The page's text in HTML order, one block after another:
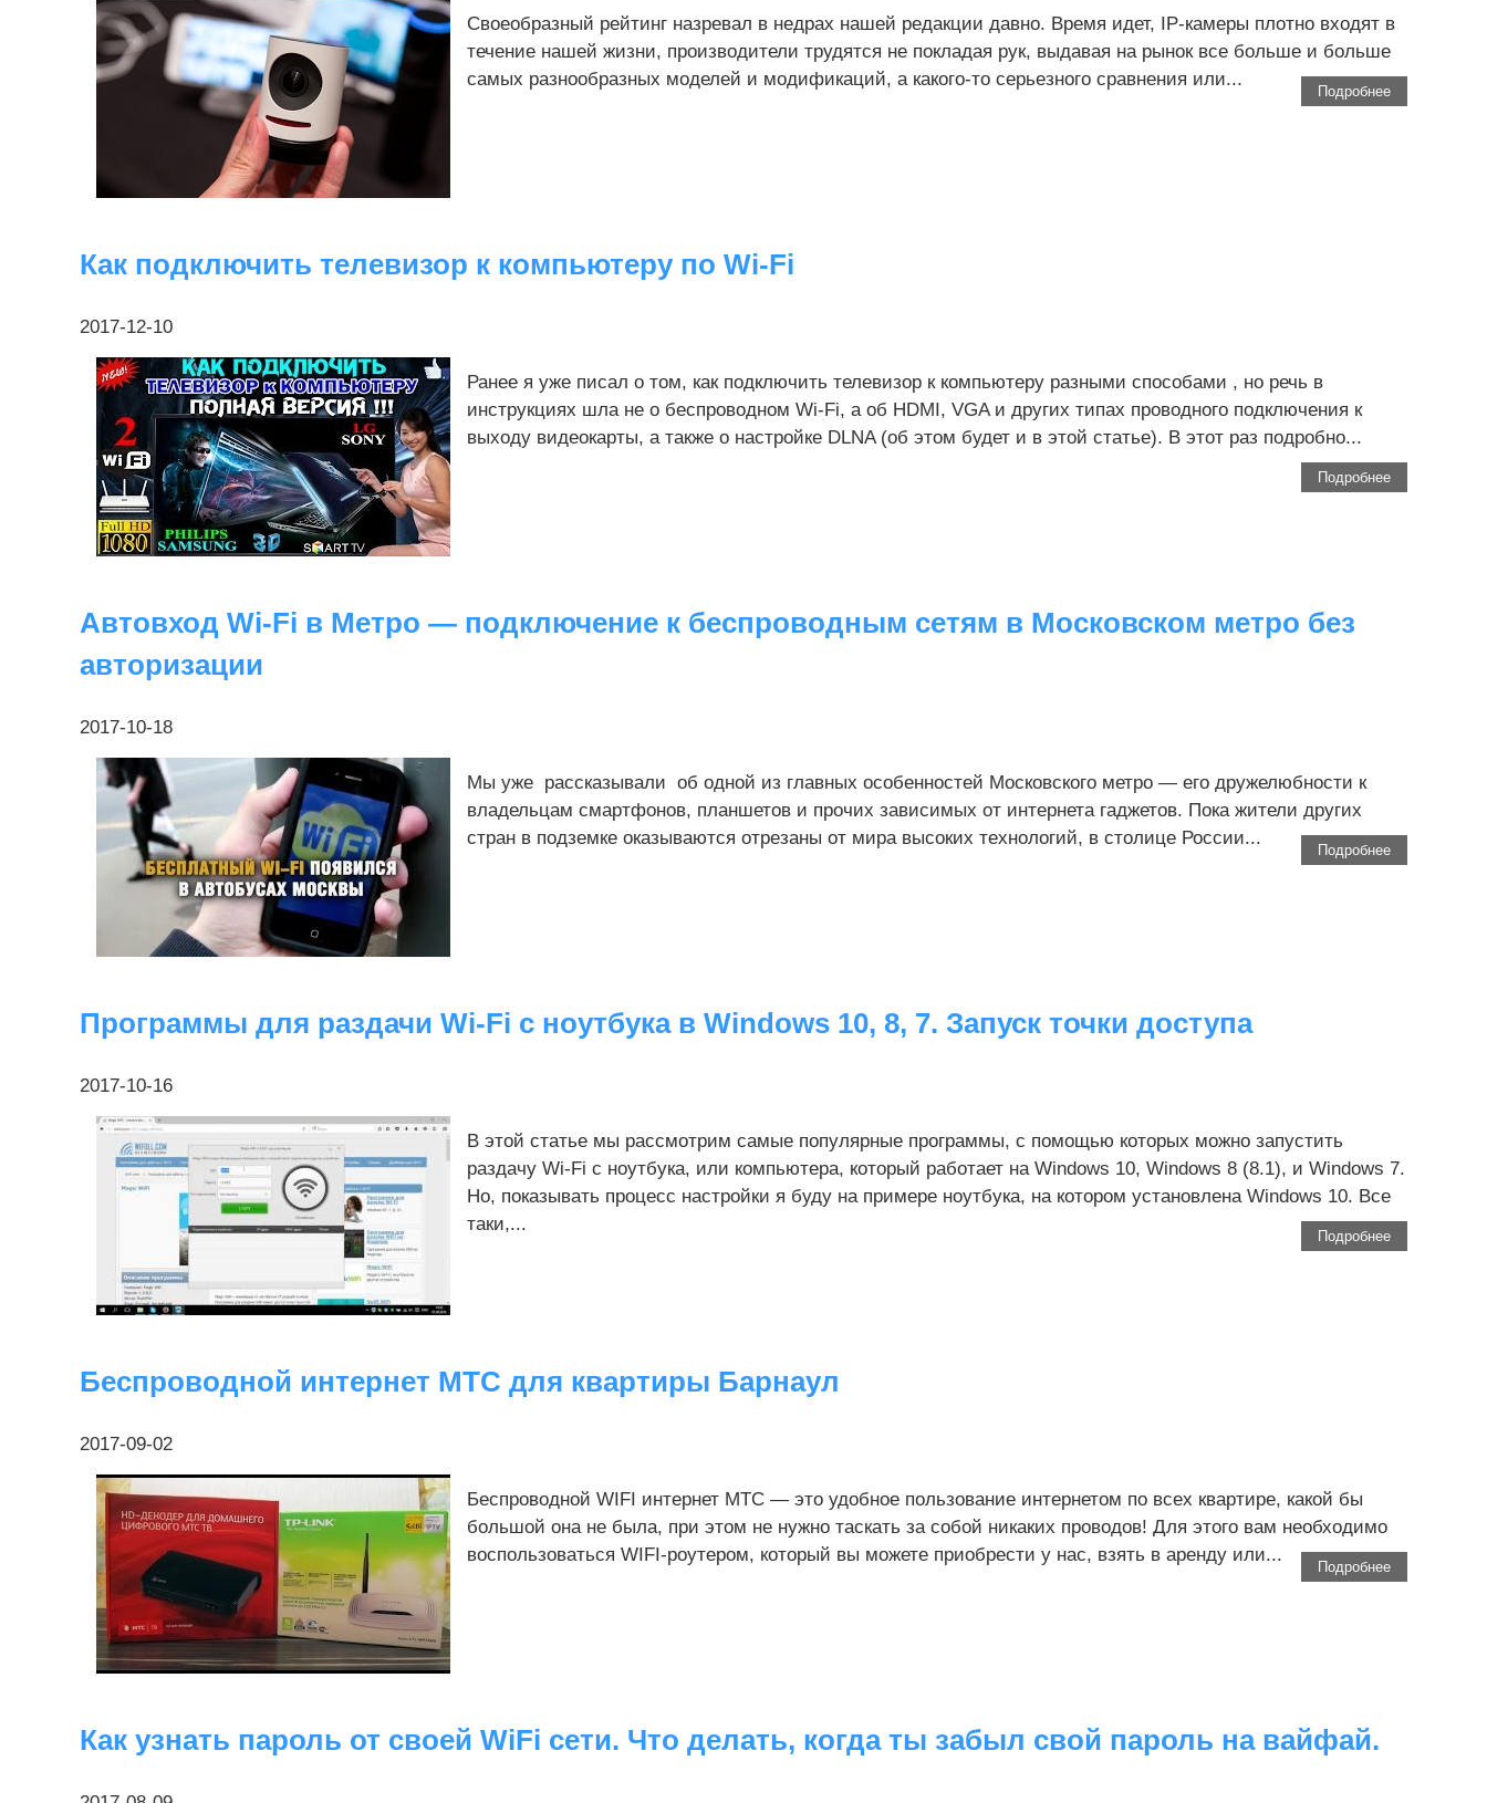
Своеобразный рейтинг назревал в недрах нашей редакции давно. Время идет, IP-камеры плотно входят в
течение нашей жизни, производители трудятся не покладая рук, выдавая на рынок все больше и больше
самых разнообразных моделей и модификаций, а какого-то серьезного сравнения или...
Подробнее
Как подключить телевизор к компьютеру по Wi-Fi
2017-12-10
Ранее я уже писал о том, как подключить телевизор к компьютеру разными способами , но речь в
инструкциях шла не о беспроводном Wi-Fi, а об HDMI, VGA и других типах проводного подключения к
выходу видеокарты, а также о настройке DLNA (об этом будет и в этой статье). В этот раз подробно...
Подробнее
Автовход Wi-Fi в Метро — подключение к беспроводным сетям в Московском метро без
авторизации
2017-10-18
Мы уже рассказывали об одной из главных особенностей Московского метро — его дружелюбности к
владельцам смартфонов, планшетов и прочих зависимых от интернета гаджетов. Пока жители других
стран в подземке оказываются отрезаны от мира высоких технологий, в столице России...
Подробнее
Программы для раздачи Wi-Fi с ноутбука в Windows 10, 8, 7. Запуск точки доступа
2017-10-16
В этой статье мы рассмотрим самые популярные программы, с помощью которых можно запустить
раздачу Wi-Fi с ноутбука, или компьютера, который работает на Windows 10, Windows 8 (8.1), и Windows 7.
Но, показывать процесс настройки я буду на примере ноутбука, на котором установлена Windows 10. Все
таки,...
Подробнее
Беспроводной интернет МТС для квартиры Барнаул
2017-09-02
Беспроводной WIFI интернет МТС — это удобное пользование интернетом по всех квартире, какой бы
большой она не была, при этом не нужно таскать за собой никаких проводов! Для этого вам необходимо
воспользоваться WIFI-роутером, который вы можете приобрести у нас, взять в аренду или...
Подробнее
Как узнать пароль от своей WiFi сети. Что делать, когда ты забыл свой пароль на вайфай.